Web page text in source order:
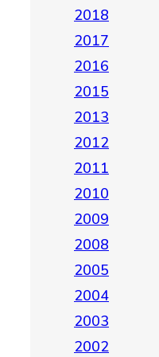
2018
2017
2016
2015
2013
2012
2011
2010
2009
2008
2005
2004
2003
2002